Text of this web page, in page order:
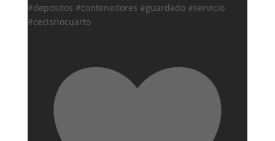
#depositos #contenedores #guardado #servicio
#cecisriocuarto